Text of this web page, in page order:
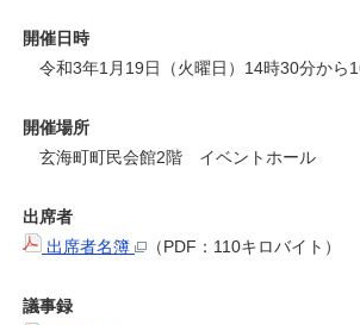
開催日時
令和3年1月19日（火曜日）14時30分から
開催場所
玄海町町民会館2階 イベントホール
出席者
出席者名簿
（PDF：110キロバイト）
議事録